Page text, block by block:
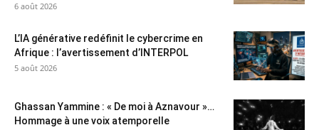
6 août 2026
L’IA générative redéfinit le cybercrime en
Afrique : l’avertissement d’INTERPOL
5 août 2026
Ghassan Yammine : « De moi à Aznavour »…
Hommage à une voix atemporelle